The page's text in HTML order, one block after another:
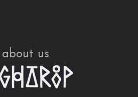
about us